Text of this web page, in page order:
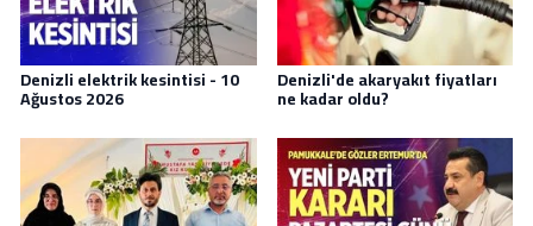
Denizli elektrik kesintisi - 10
Ağustos 2026
Denizli'de akaryakıt fiyatları
ne kadar oldu?